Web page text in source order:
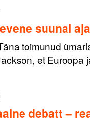
suunal
toimunud
et
debatt –